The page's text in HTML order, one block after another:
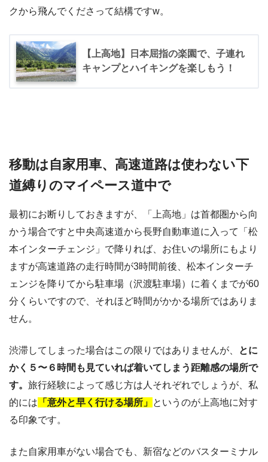
クから飛んでくださって結構ですw。
【上高地】日本屈指の楽園で、子連れ
キャンプとハイキングを楽しもう！
移動は自家用車、高速道路は使わない下
道縛りのマイペース道中で
最初にお断りしておきますが、「上高地」は首都圏から向
かう場合ですと中央高速道から長野自動車道に入って「松
本インターチェンジ」で降りれば、お住いの場所にもより
ますが高速道路の走行時間が3時間前後、松本インターチ
ェンジを降りてから駐車場（沢渡駐車場）に着くまでが60
分くらいですので、それほど時間がかかる場所ではありま
せん。
渋滞してしまった場合はこの限りではありませんが、
とに
かく５〜６時間も見ていれば着いてしまう距離感の場所で
す。 旅行経験によって感じ方は人それぞれでしょうが、私
的には 「意外と早く行ける場所」 というのが上高地に対す
る印象です。
また自家用車がない場合でも、新宿などのバスターミナル